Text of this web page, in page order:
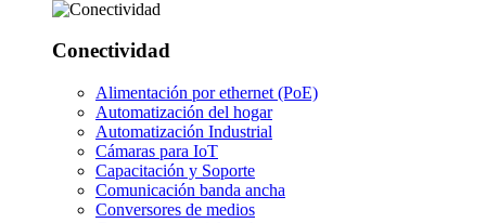
Conectividad
Alimentación por ethernet (PoE)
Automatización del hogar
Automatización Industrial
Cámaras para IoT
Capacitación y Soporte
Comunicación banda ancha
Conversores de medios